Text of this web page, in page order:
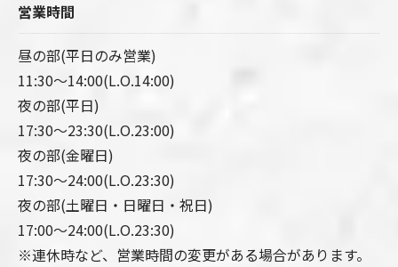
営業時間
昼の部(平日のみ営業)
11:30～14:00(L.O.14:00)
夜の部(平日)
17:30～23:30(L.O.23:00)
夜の部(金曜日)
17:30～24:00(L.O.23:30)
夜の部(土曜日・日曜日・祝日)
17:00～24:00(L.O.23:30)
※連休時など、営業時間の変更がある場合があります。